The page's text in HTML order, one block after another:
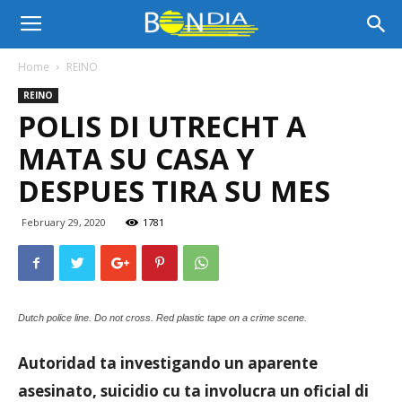
Bon
Dia
Aruba
Noticia
Home REINO
REINO
POLIS DI UTRECHT A
MATA SU CASA Y
DESPUES TIRA SU MES
February 29, 2020 1781
Dutch police line. Do not cross. Red plastic tape on a crime scene.
Autoridad ta investigando un aparente
asesinato, suicidio cu ta involucra un oficial di